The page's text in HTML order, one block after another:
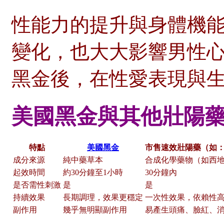
性能力的提升與身體機
變化，也大大影響男性
黑金後，在性愛表現與
美國黑金與其他壯陽
特點 美國黑金
市售速效壯陽藥（如
成分來源
純中藥草本
合成化學藥物（如西
起效時間
約30分鐘至1小時
30分鐘內
是否需性刺激 是
是
持續效果
長期調理，效果更穩定 一次性效果，依賴性
副作用
幾乎無明顯副作用
易產生頭痛、臉紅、